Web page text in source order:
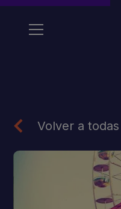
Volver a